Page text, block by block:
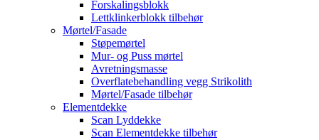
Forskalingsblokk
Lettklinkerblokk tilbehør
Mørtel/Fasade
Støpemørtel
Mur- og Puss mørtel
Avretningsmasse
Overflatebehandling vegg Strikolith
Mørtel/Fasade tilbehør
Elementdekke
Scan Lyddekke
Scan Elementdekke tilbehør